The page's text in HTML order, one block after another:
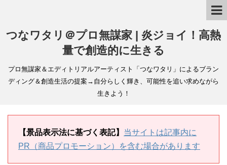
つなワタリ＠プロ無謀家 | 炎ジョイ！高熱
量で創造的に生きる
プロ無謀家＆エディトリアルアーティスト「つなワタリ」によるブラン
ディング＆創造生活の提案→自分らしく輝き、可能性を追い求めながら
生きよう！
【景品表示法に基づく表記】 当サイトは記事内に
PR（商品プロモーション）を含む場合があります